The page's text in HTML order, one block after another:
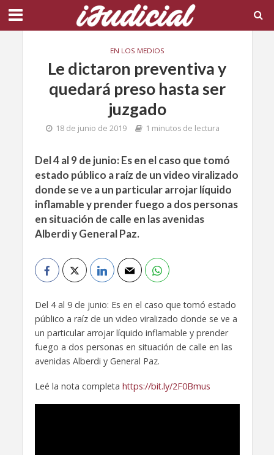
EN LOS MEDIOS
Le dictaron preventiva y
quedará preso hasta ser
juzgado
18 de junio de 2019 1 minutos de lectura
Del 4 al 9 de junio: Es en el caso que tomó
estado público a raíz de un video viralizado
donde se ve a un particular arrojar líquido
inflamable y prender fuego a dos personas
en situación de calle en las avenidas
Alberdi y General Paz.
Del 4 al 9 de junio: Es en el caso que tomó estado
público a raíz de un video viralizado donde se ve a
un particular arrojar líquido inflamable y prender
fuego a dos personas en situación de calle en las
avenidas Alberdi y General Paz.
Leé la nota completa https://bit.ly/2F0Bmus